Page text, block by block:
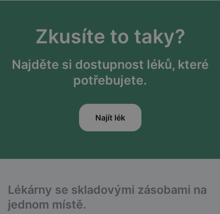
Zkusíte to taky?
Najděte si dostupnost léků, které
potřebujete.
Najít lék
Lékárny se skladovými zásobami na
jednom místě.